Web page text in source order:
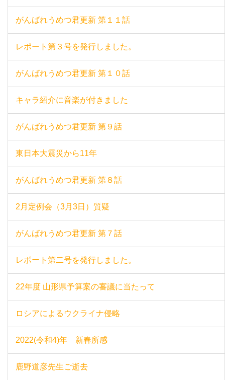
がんばれうめつ君更新 第１１話
レポート第３号を発行しました。
がんばれうめつ君更新 第１０話
キャラ紹介に音楽が付きました
がんばれうめつ君更新 第９話
東日本大震災から11年
がんばれうめつ君更新 第８話
2月定例会（3月3日）質疑
がんばれうめつ君更新 第７話
レポート第二号を発行しました。
22年度 山形県予算案の審議に当たって
ロシアによるウクライナ侵略
2022(令和4)年 新春所感
鹿野道彦先生ご逝去